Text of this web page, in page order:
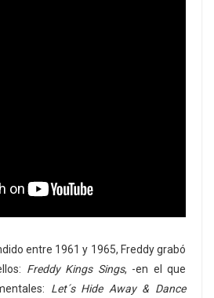
entre 1961 y 1965, Freddy grabó
Freddy Kings Sings, -en el que
Let´s Hide Away & Dance